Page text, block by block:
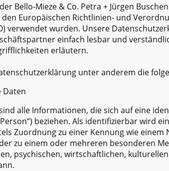
Bello-Mieze & Co. Petra + Jürgen
Europäischen Richtlinien- und
verwendet wurden. Unsere
einfach lesbar und
erläutern.
unter anderem die
Daten
alle Informationen, die sich auf eine
beziehen. Als identifizierbar wird
Zuordnung zu einer Kennung wie
zu einem oder mehreren besonderen
psychischen, wirtschaftlichen,